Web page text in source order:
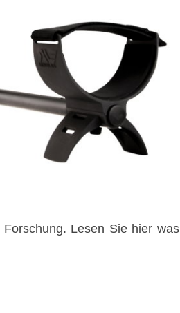
Lesen Sie hier was